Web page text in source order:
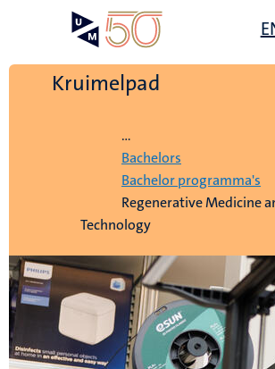
Kruimelpad
...
Bachelors
Bachelor programma's
Regenerative Medicine
Technology